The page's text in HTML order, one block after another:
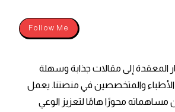
Follow Me
المعقدة إلى مقالات جذابة وسهلة
الأطباء والمتخصصين في منصتنا. يعمل
محورًا هامًا لتعزيز الوعي